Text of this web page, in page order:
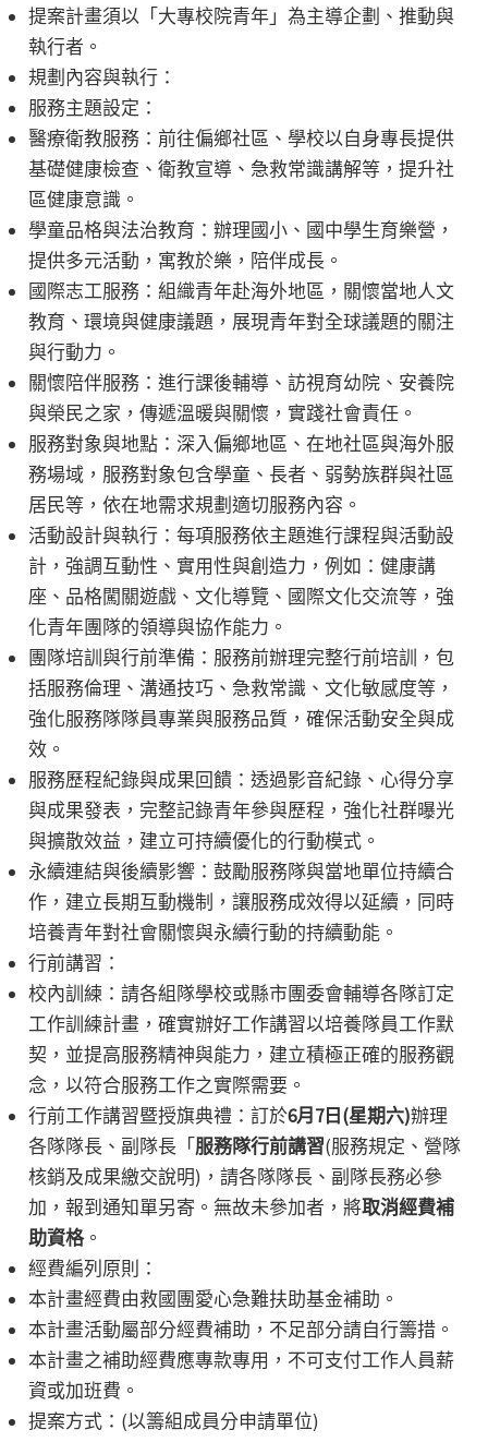
提案計畫須以「大專校院青年」為主導企劃、推動與
執行者。
規劃內容與執行：
服務主題設定：
醫療衛教服務：前往偏鄉社區、學校以自身專長提供
基礎健康檢查、衛教宣導、急救常識講解等，提升社
區健康意識。
學童品格與法治教育：辦理國小、國中學生育樂營，
提供多元活動，寓教於樂，陪伴成長。
國際志工服務：組織青年赴海外地區，關懷當地人文
教育、環境與健康議題，展現青年對全球議題的關注
與行動力。
關懷陪伴服務：進行課後輔導、訪視育幼院、安養院
與榮民之家，傳遞溫暖與關懷，實踐社會責任。
服務對象與地點：深入偏鄉地區、在地社區與海外服
務場域，服務對象包含學童、長者、弱勢族群與社區
居民等，依在地需求規劃適切服務內容。
活動設計與執行：每項服務依主題進行課程與活動設
計，強調互動性、實用性與創造力，例如：健康講
座、品格闖關遊戲、文化導覽、國際文化交流等，強
化青年團隊的領導與協作能力。
團隊培訓與行前準備：服務前辦理完整行前培訓，包
括服務倫理、溝通技巧、急救常識、文化敏感度等，
強化服務隊隊員專業與服務品質，確保活動安全與成
效。
服務歷程紀錄與成果回饋：透過影音紀錄、心得分享
與成果發表，完整記錄青年參與歷程，強化社群曝光
與擴散效益，建立可持續優化的行動模式。
永續連結與後續影響：鼓勵服務隊與當地單位持續合
作，建立長期互動機制，讓服務成效得以延續，同時
培養青年對社會關懷與永續行動的持續動能。
行前講習：
校內訓練：請各組隊學校或縣市團委會輔導各隊訂定
工作訓練計畫，確實辦好工作講習以培養隊員工作默
契，並提高服務精神與能力，建立積極正確的服務觀
念，以符合服務工作之實際需要。
行前工作講習暨授旗典禮：訂於6月7日(星期六)辦理
各隊隊長、副隊長「服務隊行前講習(服務規定、營隊
核銷及成果繳交說明)，請各隊隊長、副隊長務必參
加，報到通知單另寄。無故未參加者，將取消經費補
助資格。
經費編列原則：
本計畫經費由救國團愛心急難扶助基金補助。
本計畫活動屬部分經費補助，不足部分請自行籌措。
本計畫之補助經費應專款專用，不可支付工作人員薪
資或加班費。
提案方式：(以籌組成員分申請單位)